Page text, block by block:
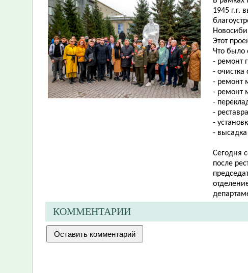
1945 г.г.
Этот
Что было
- ремонт
- очистка
- ремонт
- ремонт
-
-
-
-
Сегодня
после
КОММЕНТАРИИ